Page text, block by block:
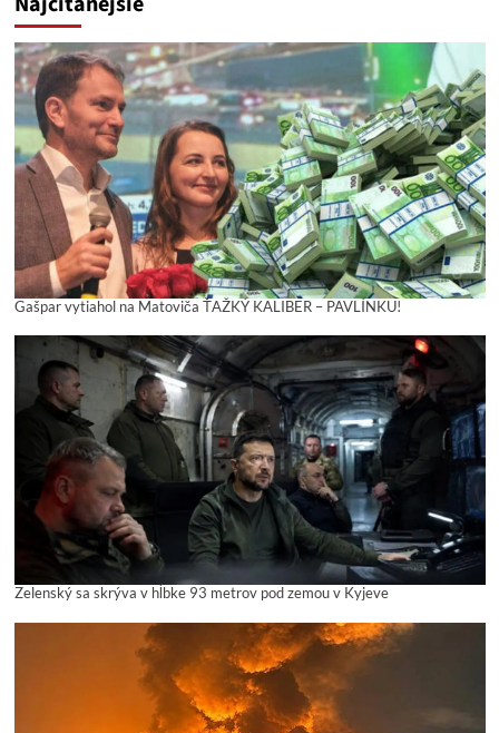
Gašpar vytiahol na Matoviča ŤAŽKÝ KALIBER – PAVLÍNKU!
Zelenský sa skrýva v hĺbke 93 metrov pod zemou v Kyjeve